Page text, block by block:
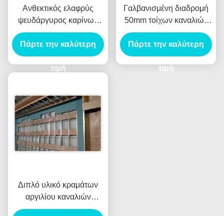
Ανθεκτικός ελαφρύς
ψευδάργυρος καρίνων
συστημάτων τοίχων
χωρισμάτων χάλυβα
νερού που ντύνεται
Πάρτε την καλύτερη
τιμή
Γαλβανισμένη διαδρομή
50mm τοίχων καναλιών
Furring κόκκαλων πλάτος
για τον τοίχο χωρισμάτων
γυψοσανίδας
Πάρτε την καλύτερη
τιμή
Διπλό υλικό κραμάτων
αργιλίου καναλιών
συστημάτων τοίχων